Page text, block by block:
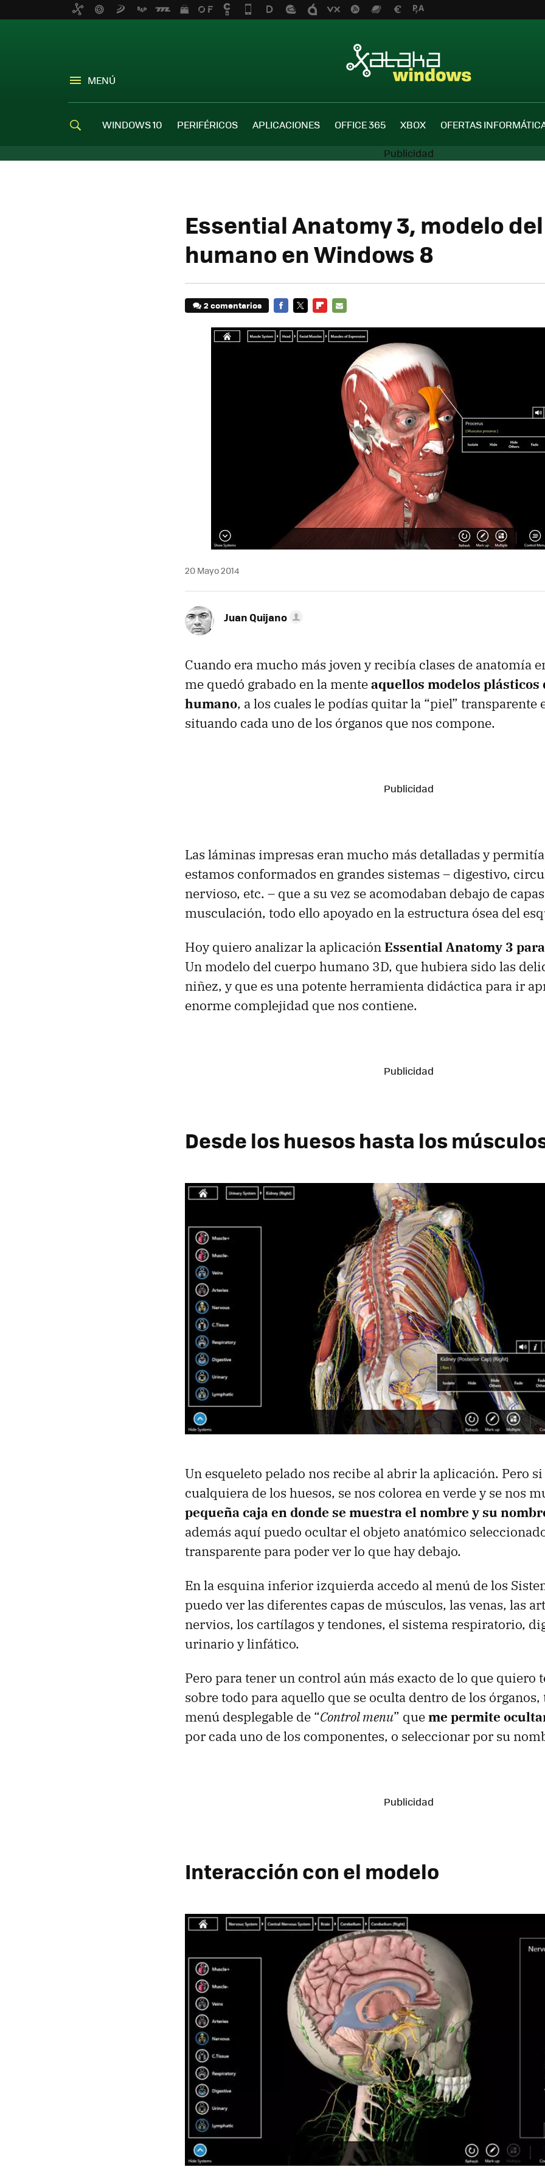
MENÚ
WINDOWS 10 PERIFÉRICOS APLICACIONES OFFICE 365 XBOX OFERTAS
Essential Anatomy 3, modelo
humano en Windows 8
2 comentarios
MAIL
20 Mayo 2014
Juan Quijano
Cuando era mucho más joven y recibía clases de anatomía
me quedó grabado en la menteaquellos modelos plásticos
humano, a los cuales le podías quitar la “piel” transparente
situando cada uno de los órganos que nos compone.
Las láminas impresas eran mucho más detalladas y
estamos conformados en grandes sistemas – digestivo,
nervioso, etc. – que a su vez se acomodaban debajo de
musculación, todo ello apoyado en la estructura ósea del
Hoy quiero analizar la aplicaciónEssential Anatomy 3
Un modelo del cuerpo humano 3D, que hubiera sido las
niñez, y que es una potente herramienta didáctica para ir
enorme complejidad que nos contiene.
Desde los huesos hasta los
Un esqueleto pelado nos recibe al abrir la aplicación. Pero
cualquiera de los huesos, se nos colorea en verde y se nos
pequeña caja en donde se muestra el nombre y su
además aquí puedo ocultar el objeto anatómico
transparente para poder ver lo que hay debajo.
En la esquina inferior izquierda accedo al menú de los
puedo ver las diferentes capas de músculos, las venas, las
nervios, los cartílagos y tendones, el sistema respiratorio,
urinario y linfático.
Pero para tener un control aún más exacto de lo que quiero
sobre todo para aquello que se oculta dentro de los órganos,
menú desplegable de “Control menu” queme permite
por cada uno de los componentes, o seleccionar por su
Interacción con el modelo